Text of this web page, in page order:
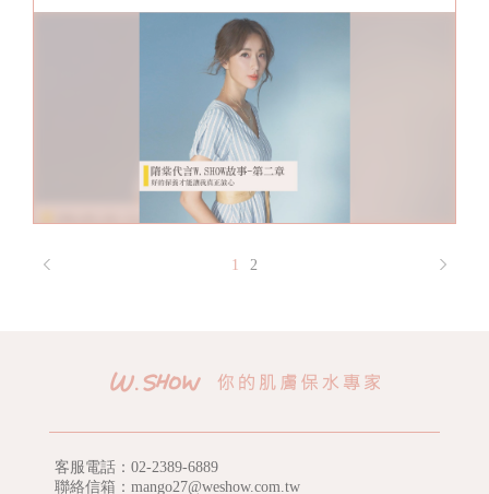
1 2
客服電話： 02-2389-6889
聯絡信箱：mango27@weshow.com.tw